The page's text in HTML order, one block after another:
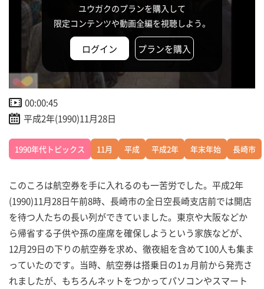
ユウガクのプランを購入して
限定コンテンツや動画全編を視聴しよう。
ログイン プランを購入
00:00:45
平成2年(1990)11月28日
1990年代トピックス 11月 平成 平成2年 年末年始 長崎市
このころは航空券を手に入れるのも一苦労でした。平成2年
(1990)11月28日午前8時、長崎市の全日空長崎支店前では開店
を待つ人たちの長い列ができていました。東京や大阪などか
ら帰省する子供や孫の座席を確保しようという家族などが、
12月29日の下りの航空券を求め、徹夜組を含めて100人も集ま
っていたのです。当時、航空券は搭乗日の1ヵ月前から発売さ
れましたが、もちろんネットをつかってパソコンやスマート